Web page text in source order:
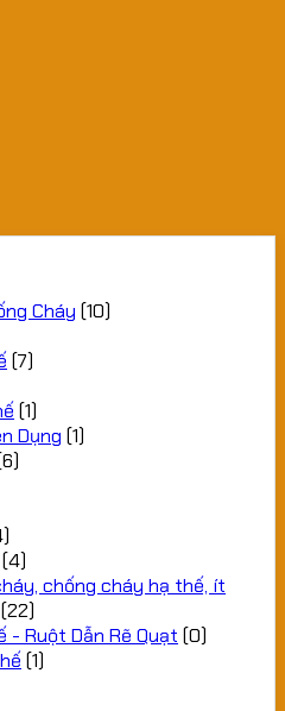
Cháy (10)
(7)
(1)
Dụng (1)
(4)
chống cháy hạ thế, ít
(22)
- Ruột Dẫn Rẽ Quạt (0)
(1)